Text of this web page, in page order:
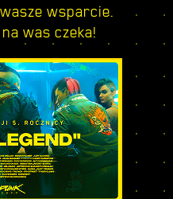
wsparcie.
was czeka!